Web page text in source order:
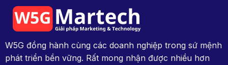
W5G đồng hành cùng các doanh nghiệp trong sứ mệnh
phát triển bền vững. Rất mong nhận được nhiều hơn